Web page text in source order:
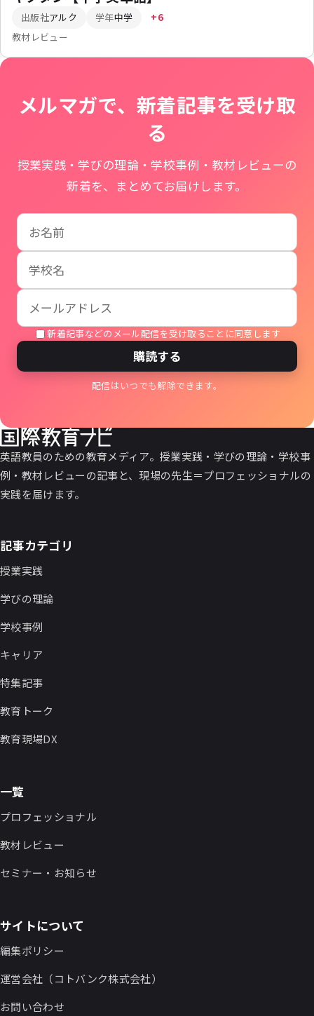
出版社アルク 学年中学 +6
教材レビュー
メルマガで、新着記事を受け取
る
授業実践・学びの理論・学校事例・教材レビューの
新着を、まとめてお届けします。
お名前
学校名
メールアドレス
新着記事などのメール配信を受け取ることに同意します
購読する
配信はいつでも解除できます。
英語教員のための教育メディア。授業実践・学びの理論・学校事
例・教材レビューの記事と、現場の先生＝プロフェッショナルの
実践を届けます。
記事カテゴリ
授業実践
学びの理論
学校事例
キャリア
特集記事
教育トーク
教育現場DX
一覧
プロフェッショナル
教材レビュー
セミナー・お知らせ
サイトについて
編集ポリシー
運営会社（コトバンク株式会社）
お問い合わせ